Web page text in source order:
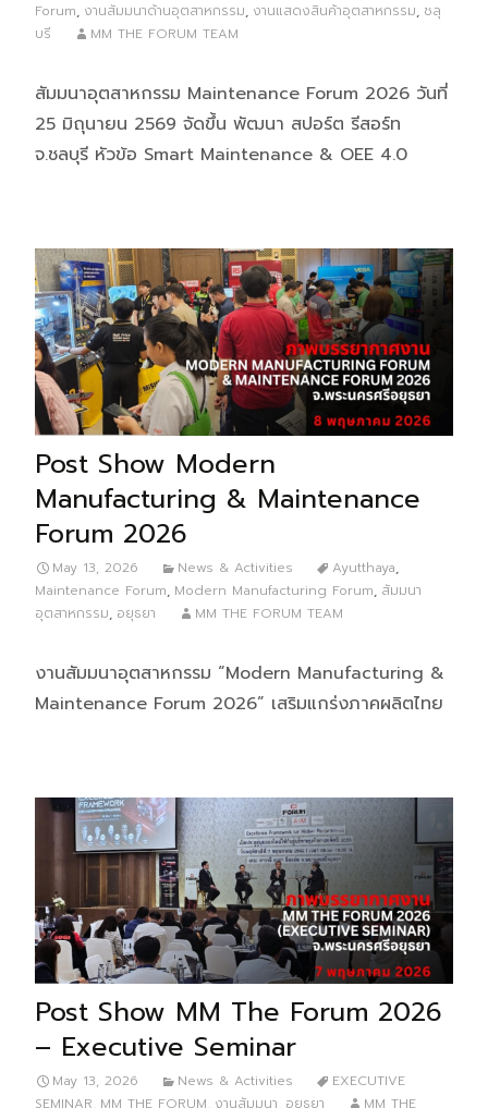
Forum, งานสัมมนาด้านอุตสาหกรรม, งานแสดงสินค้าอุตสาหกรรม, ชลุ
บรี
MM THE FORUM TEAM
สัมมนาอุตสาหกรรม Maintenance Forum 2026 วันที่
25 มิถุนายน 2569 จัดขึ้น พัฒนา สปอร์ต รีสอร์ท
จ.ชลบุรี หัวข้อ Smart Maintenance & OEE 4.0
Post Show Modern
Manufacturing & Maintenance
Forum 2026
May 13, 2026 News & Activities Ayutthaya,
Maintenance Forum, Modern Manufacturing Forum, สัมมนา
อุตสาหกรรม, อยุธยา MM THE FORUM TEAM
งานสัมมนาอุตสาหกรรม “Modern Manufacturing &
Maintenance Forum 2026” เสริมแกร่งภาคผลิตไทย
Post Show MM The Forum 2026
– Executive Seminar
May 13, 2026 News & Activities
EXECUTIVE